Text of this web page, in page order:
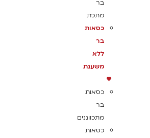
בר
מתכת
כסאות
בר
ללא
משענת
כסאות
בר
מתכווננים
כסאות